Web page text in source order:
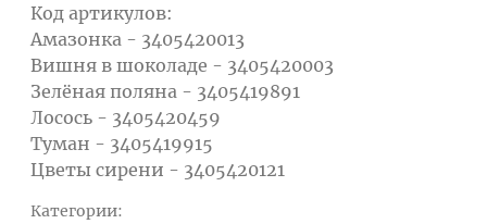
Код артикулов:
Амазонка - 3405420013
Вишня в шоколаде - 3405420003
Зелёная поляна - 3405419891
Лосось - 3405420459
Туман - 3405419915
Цветы сирени - 3405420121
Категории: